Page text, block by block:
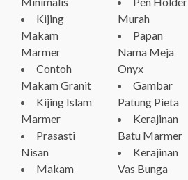
Kijing
Makam
Marmer
Contoh
Makam Granit
Kijing Islam
Marmer
Prasasti
Nisan
Makam
Murah
Papan
Nama Meja
Onyx
Gambar
Patung Pieta
Kerajinan
Batu Marmer
Kerajinan
Vas Bunga